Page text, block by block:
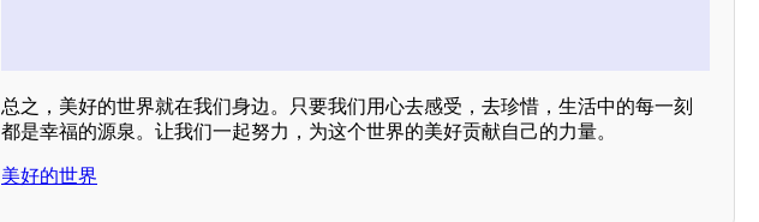
总之，美好的世界就在我们身边。只要我们用心去感受，去珍惜，生活中的每一刻
都是幸福的源泉。让我们一起努力，为这个世界的美好贡献自己的力量。
美好的世界